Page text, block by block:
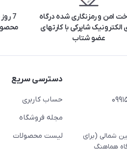
امن و رمزنگاری شده درگاه
الکترونیک شاپرکی با کارتهای
عضو شتاب
7
شمالی (برای
هماهنگ
دسترسی سریع
حساب کاربری
مجله فروشگاه
لیست محصولات